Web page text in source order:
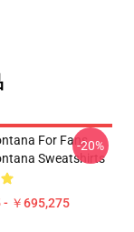
For Fans
Sweatshirts
- ￥695,275
-20%